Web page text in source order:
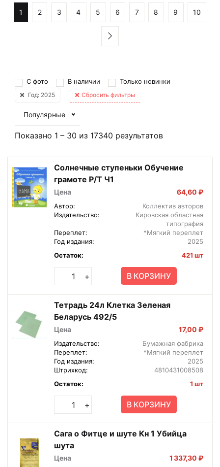
1 2 3 4 5 6 7 8 9 10
С фото В наличии Только новинки
Год: 2025 Сбросить фильтры
Популярные
Показано 1 – 30 из 17340 результатов
Солнечные ступеньки Обучение
грамоте Р/Т Ч1
Цена 64,60 ₽
Автор:
Коллектив авторов
Издательство:
Кировская областная
типография
Переплет:
*Мягкий переплет
Год издания:
2025
Остаток:
421 шт
+ В КОРЗИНУ
Тетрадь 24л Клетка Зеленая
Беларусь 492/5
Цена 17,00 ₽
Издательство:
Бумажная фабрика
Переплет:
*Мягкий переплет
Год издания:
2025
Штрихкод:
4810431008508
Остаток:
1 шт
+ В КОРЗИНУ
Сага о Фитце и шуте Кн 1 Убийца
шута
Цена 1 337,30 ₽